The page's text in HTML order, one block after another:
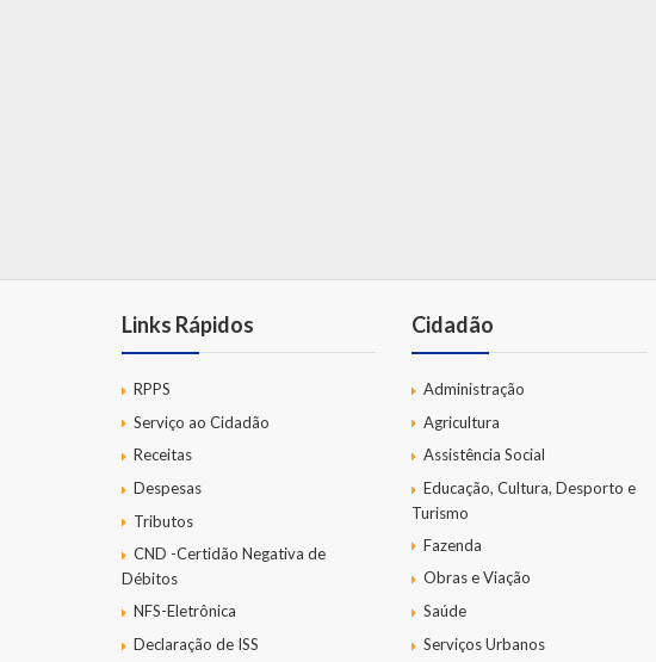
Links Rápidos
RPPS
Serviço ao Cidadão
Receitas
Despesas
Tributos
CND -Certidão Negativa de
Débitos
NFS-Eletrônica
Declaração de ISS
Cidadão
Administração
Agricultura
Assistência Social
Educação, Cultura, Desporto e
Turismo
Fazenda
Obras e Viação
Saúde
Serviços Urbanos